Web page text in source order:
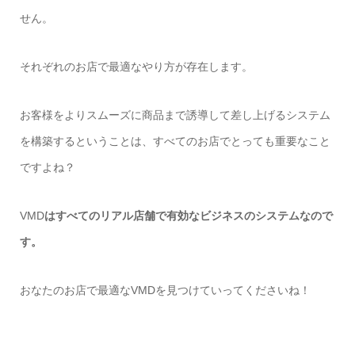
せん。
それぞれのお店で最適なやり方が存在します。
お客様をよりスムーズに商品まで誘導して差し上げるシステム
を構築するということは、すべてのお店でとっても重要なこと
ですよね？
VMDはすべてのリアル店舗で有効なビジネスのシステムなので
す。
おなたのお店で最適なVMDを見つけていってくださいね！